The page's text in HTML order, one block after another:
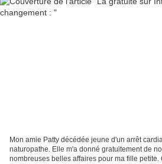
Mon amie Patty décédée jeune d'un arrêt
naturopathe. Elle m'a donné gratuitement de
nombreuses belles affaires pour ma fille